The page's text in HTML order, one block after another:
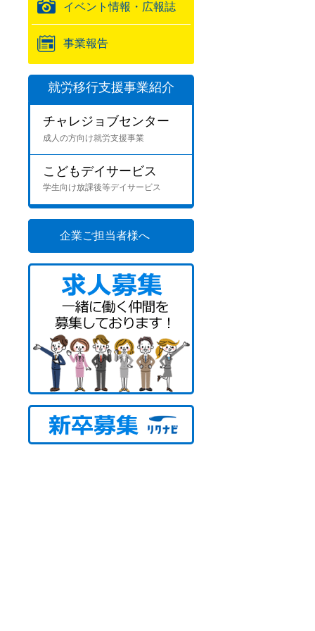
イベント情報・広報誌
事業報告
就労移行支援事業紹介
チャレジョブセンター
成人の方向け就労支援事業
こどもデイサービス
学生向け放課後等デイサービス
企業ご担当者様へ